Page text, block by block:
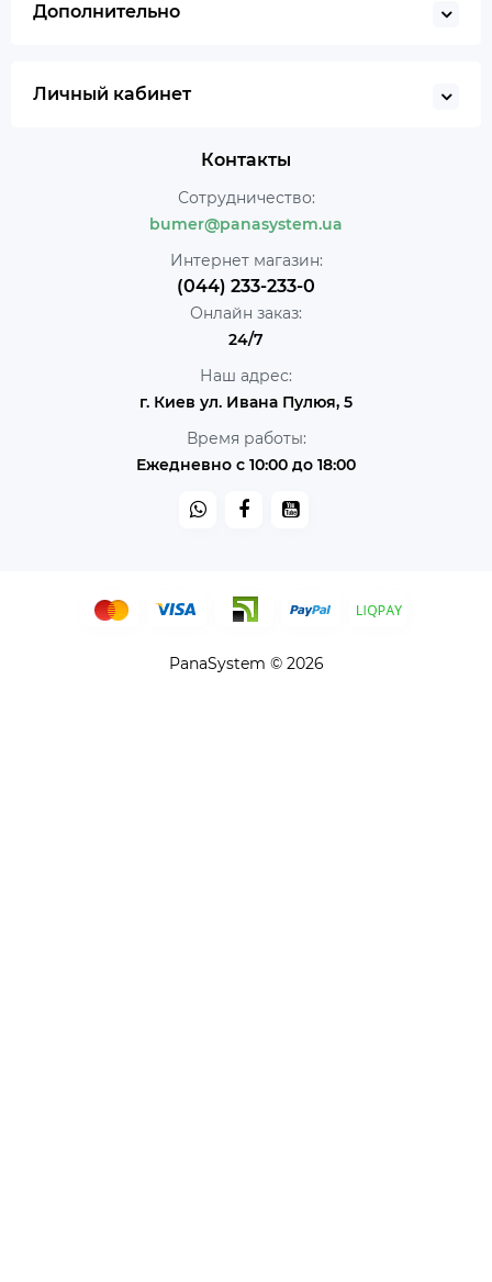
Дополнительно
Личный кабинет
Контакты
Сотрудничество:
bumer@panasystem.ua
Интернет магазин:
(044) 233-233-0
Онлайн заказ:
24/7
Наш адрес:
г. Киев ул. Ивана Пулюя, 5
Время работы:
Ежедневно с 10:00 до 18:00
PanaSystem © 2026